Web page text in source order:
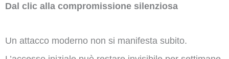
Dal clic alla compromissione silenziosa
Un attacco moderno non si manifesta subito.